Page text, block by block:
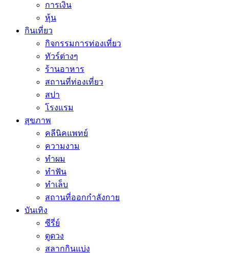
การเงิน
หุ้น
กินเที่ยว
กิจกรรมการท่องเที่ยว
ทัวร์ต่างๆ
ร้านอาหาร
สถานที่ท่องเที่ยว
สปา
โรงแรม
สุขภาพ
คลีนิคแพทย์
ความงาม
ทำผม
ทำฟัน
ทำเล็บ
สถานที่ออกกำลังกาย
บันเทิง
ซีรี่ย์
ดูดวง
สลากกินแบ่ง